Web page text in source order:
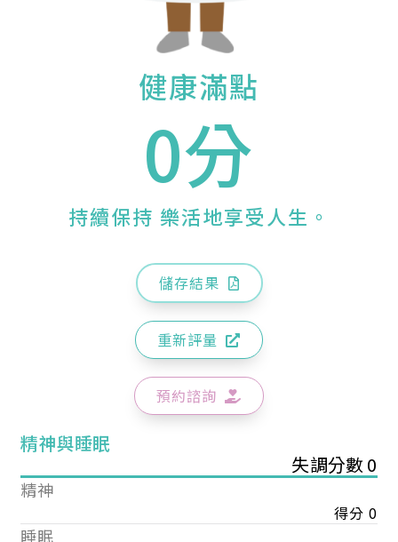
健康滿點
0分
持續保持 樂活地享受人生。
儲存結果
重新評量
預約諮詢
精神與睡眠
失調分數 0
精神
得分 0
睡眠